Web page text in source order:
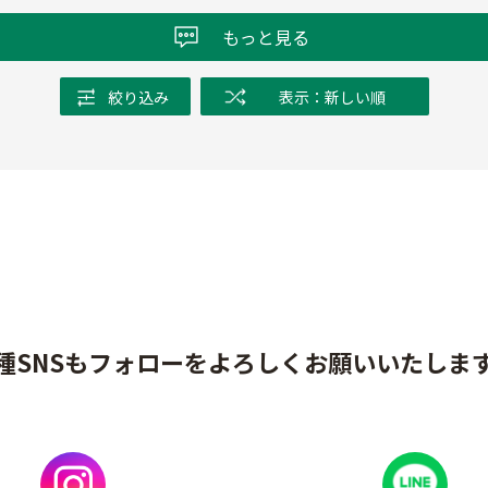
もっと見る
絞り込み 表示：新しい順
SNSもフォローをよろしくお願いいたしま